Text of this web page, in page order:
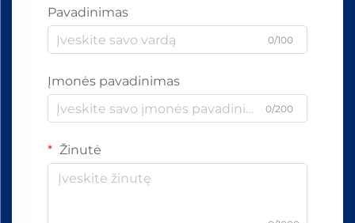
Pavadinimas
0/100
Įmonės pavadinimas
0/200
Žinutė